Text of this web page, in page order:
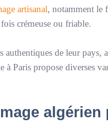
artisanal, notamment le
crémeuse ou friable.
authentiques de leur pays,
Paris propose diverses
algérien